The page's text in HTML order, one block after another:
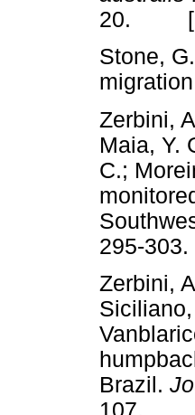
20. [
Stone,
Zerbini,
Maia, Y.
C.;
295-
Zerbini,
Brazil.
107.